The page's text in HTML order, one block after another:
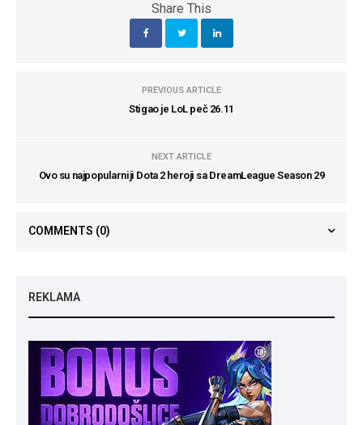
Share This
PREVIOUS ARTICLE
Stigao je LoL peč 26.11
NEXT ARTICLE
Ovo su najpopularniji Dota 2 heroji sa DreamLeague Season 29
COMMENTS (0)
REKLAMA